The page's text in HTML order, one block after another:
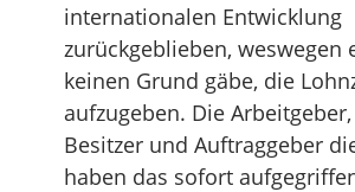
internationalen Entwicklung
zurückgeblieben, weswegen
keinen Grund gäbe, die
aufzugeben. Die
Besitzer und Auftraggeber
haben das sofort